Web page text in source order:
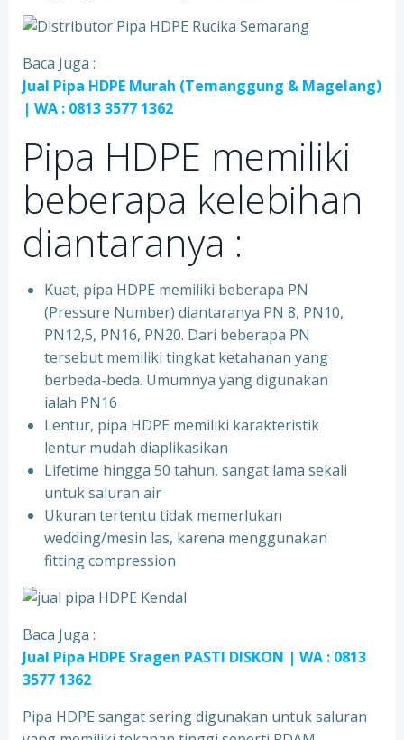
Baca Juga :
Jual Pipa HDPE Murah (Temanggung & Magelang)
| WA : 0813 3577 1362
Pipa HDPE memiliki
beberapa kelebihan
diantaranya :
Kuat, pipa HDPE memiliki beberapa PN
(Pressure Number) diantaranya PN 8, PN10,
PN12,5, PN16, PN20. Dari beberapa PN
tersebut memiliki tingkat ketahanan yang
berbeda-beda. Umumnya yang digunakan
ialah PN16
Lentur, pipa HDPE memiliki karakteristik
lentur mudah diaplikasikan
Lifetime hingga 50 tahun, sangat lama sekali
untuk saluran air
Ukuran tertentu tidak memerlukan
wedding/mesin las, karena menggunakan
fitting compression
Baca Juga :
Jual Pipa HDPE Sragen PASTI DISKON | WA : 0813
3577 1362
Pipa HDPE sangat sering digunakan untuk saluran